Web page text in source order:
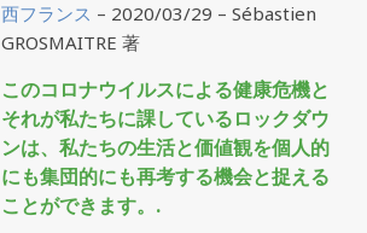
西フランス – 2020/03/29 – Sébastien
GROSMAITRE 著
このコロナウイルスによる健康危機と
それが私たちに課しているロックダウ
ンは、私たちの生活と価値観を個人的
にも集団的にも再考する機会と捉える
ことができます。.